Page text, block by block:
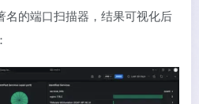
名的端口扫描器，结果可视化后